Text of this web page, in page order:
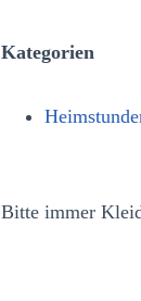
Kategorien
Bitte immer